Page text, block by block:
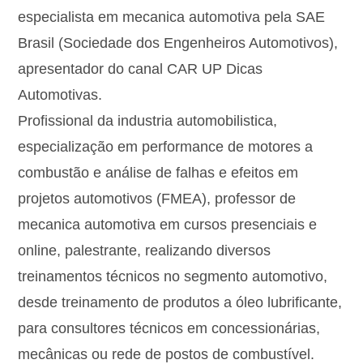
especialista em mecanica automotiva pela SAE
Brasil (Sociedade dos Engenheiros Automotivos),
apresentador do canal CAR UP Dicas
Automotivas.
Profissional da industria automobilistica,
especialização em performance de motores a
combustão e análise de falhas e efeitos em
projetos automotivos (FMEA), professor de
mecanica automotiva em cursos presenciais e
online, palestrante, realizando diversos
treinamentos técnicos no segmento automotivo,
desde treinamento de produtos a óleo lubrificante,
para consultores técnicos em concessionárias,
mecânicas ou rede de postos de combustível.